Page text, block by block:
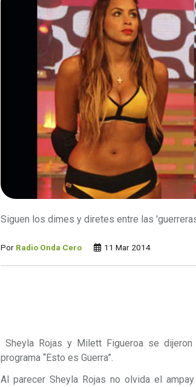
Siguen los dimes y diretes entre las
Por Radio Onda Cero 11 Mar 2014
Sheyla Rojas y Milett Figueroa se
programa “Esto es Guerra”.
Al parecer Sheyla Rojas no olvida el